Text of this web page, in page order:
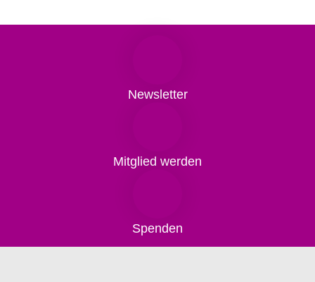
Newsletter
Mitglied werden
Spenden